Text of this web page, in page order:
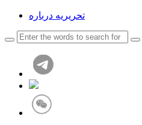
تحریریه درباره